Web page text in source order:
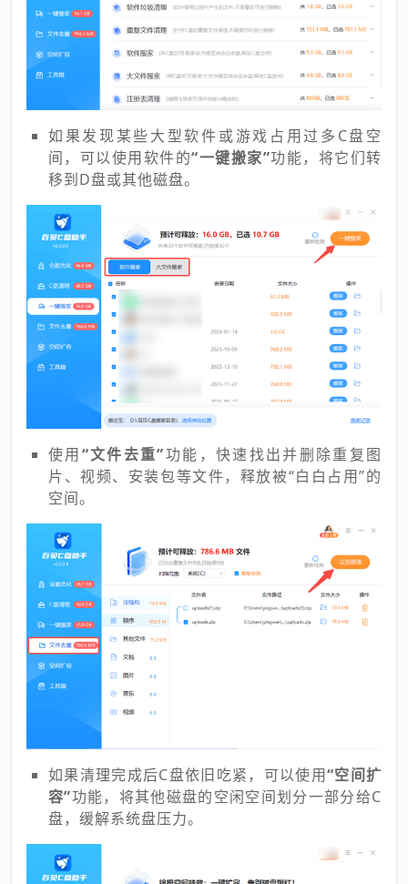
如果发现某些大型软件或游戏占用过多C盘空
间，可以使用软件的“一键搬家”功能，将它们转
移到D盘或其他磁盘。
使用“文件去重”功能，快速找出并删除重复图
片、视频、安装包等文件，释放被“白白占用”的
空间。
如果清理完成后C盘依旧吃紧，可以使用“空间扩
容”功能，将其他磁盘的空闲空间划分一部分给C
盘，缓解系统盘压力。